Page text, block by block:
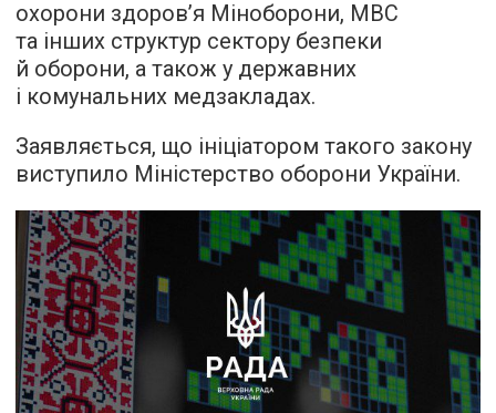
охорони здоров’я Міноборони, МВС
та інших структур сектору безпеки
й оборони, а також у державних
і комунальних медзакладах.
Заявляється, що ініціатором такого закону
виступило Міністерство оборони України.